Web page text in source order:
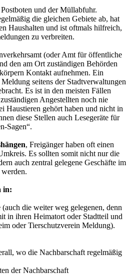
und der Müllabfuhr.
die gleichen Gebiete ab, hat
Haushalten und ist oftmals hilfreich,
zu verbreiten.
(oder Amt für öffentliche
den am Ort zuständigen Behörden
Kontakt aufnehmen. Ein
seitens der Stadtverwaltungen
Es ist in den meisten Fällen
Angestellten noch nie
Haustieren gehört haben und nicht in
diese Stellen auch Lesegeräte für
Sagen“.
, Freigänger haben oft einen
Es sollten somit nicht nur die
auch zentral gelegene Geschäfte im
in:
die weiter weg gelegenen, denn
in ihren Heimatort oder Stadtteil und
oder Tierschutzverein Meldung).
wo die Nachbarschaft regelmäßig
der Nachbarschaft